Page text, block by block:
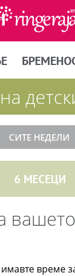
СИТЕ НЕДЕЛИ
6 МЕСЕЦИ
време